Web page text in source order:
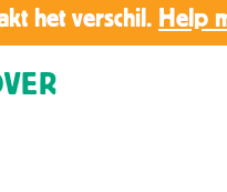
het verschil. Help